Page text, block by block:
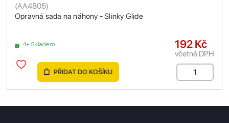
Opravná sada na náhony - Slinky Glide
(AA4805)
4+ Skladem 192 Kč
včetně DPH
PŘIDAT DO KOŠÍKU